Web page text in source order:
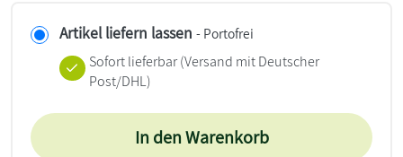
Artikel liefern lassen - Portofrei
Sofort lieferbar(Versand mit Deutscher
Post/DHL)
In den Warenkorb